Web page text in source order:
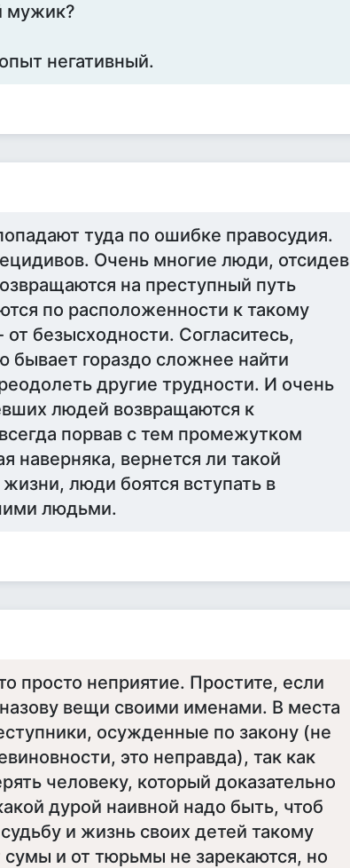
мужик?
негативный.
туда по ошибке правосудия.
Очень многие люди, отсидев
на преступный путь
по расположенности к такому
безысходности. Согласитесь,
бывает гораздо сложнее найти
другие трудности. И очень
людей возвращаются к
порвав с тем промежутком
наверняка, вернется ли такой
люди боятся вступать в
людьми.
просто неприятие. Простите, если
вещи своими именами. В места
осужденные по закону (не
это неправда), так как
человеку, который доказательно
дурой наивной надо быть, чтоб
и жизнь своих детей такому
сумы и от тюрьмы не зарекаются, но